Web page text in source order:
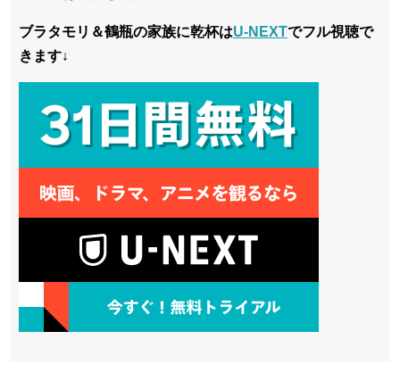
ブラタモリ＆鶴瓶の家族に乾杯はU-NEXTでフル視聴で
きます↓